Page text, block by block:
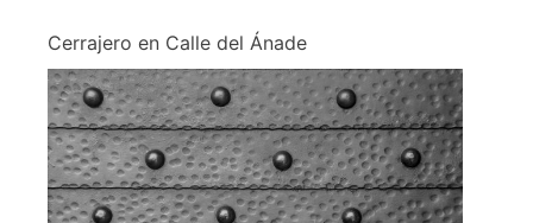
Cerrajero en Calle del Ánade